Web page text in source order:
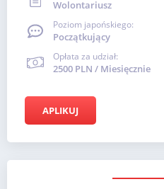
Wolontariusz
Poziom japońskiego:
Początkujący
Opłata za udział:
2500 PLN / Miesięcznie
APLIKUJ